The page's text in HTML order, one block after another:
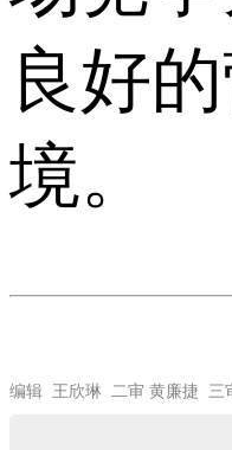
良好
境。
编辑 王欣琳 二审 黄廉捷 三